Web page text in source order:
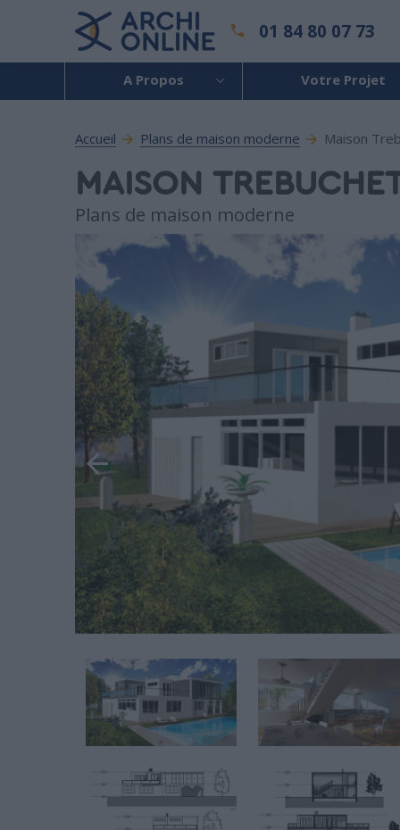
01 84 80 07 73
A Propos Votre Projet
Accueil Plans de maison moderne Maison
MAISON
Plans de maison moderne